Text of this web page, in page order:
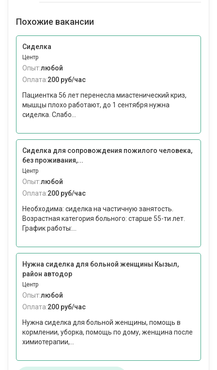
Похожие вакансии
Сиделка
Центр
Опыт:любой
Оплата:200 руб/час
Пациентка 56 лет перенесла миастенический криз,
мышцы плохо работают, до 1 сентября нужна
сиделка. Слабо...
Сиделка для сопровождения пожилого человека,
без проживания,...
Центр
Опыт:любой
Оплата:200 руб/час
Необходима: сиделка на частичную занятость.
Возрастная категория больного: cтарше 55-ти лет.
График работы:...
Нужна сиделка для больной женщины Кызыл,
район автодор
Центр
Опыт:любой
Оплата:200 руб/час
Нужна сиделка для больной женщины, помощь в
кормлении, уборка, помощь по дому, женщина после
химиотерапии,...